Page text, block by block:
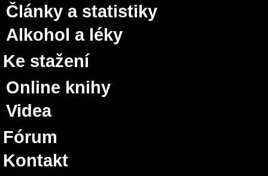
Články a statistiky
Alkohol a léky
Ke stažení
Online knihy
Videa
Fórum
Kontakt